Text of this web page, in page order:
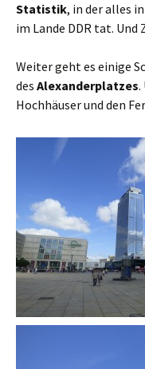
Statistik, in der alles
im Lande DDR tat.
Weiter geht es einige
des Alexanderplatzes.
Hochhäuser und den